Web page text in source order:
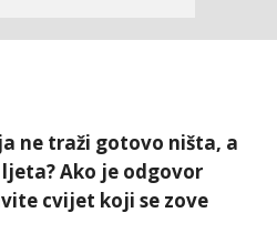
ne traži gotovo ništa, a
Ako je odgovor
cvijet koji se zove